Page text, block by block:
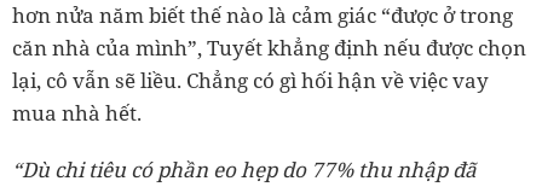
hơn nửa năm biết thế nào là cảm giác “được ở trong
căn nhà của mình”, Tuyết khẳng định nếu được chọn
lại, cô vẫn sẽ liều. Chẳng có gì hối hận về việc vay
mua nhà hết.
“Dù chi tiêu có phần eo hẹp do 77% thu nhập đã